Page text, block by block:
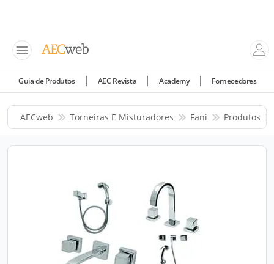
Guia de Produtos AEC Revista Academy Fornecedores
AECweb Torneiras E Misturadores Fani Produtos